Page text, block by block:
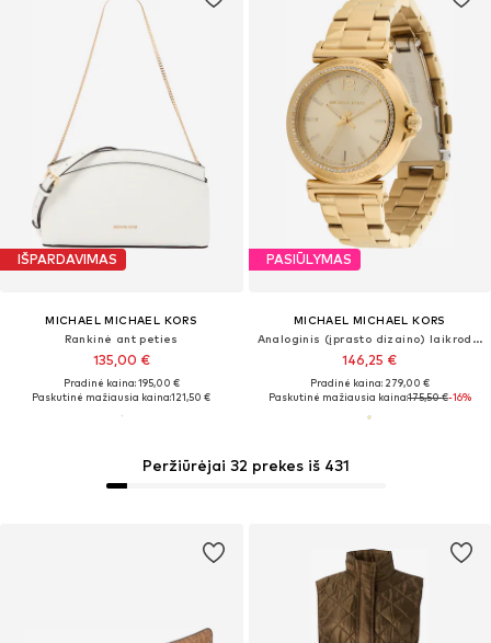
Peržiūrėjai 32 prekes iš 431
IŠPARDAVIMAS
MICHAEL MICHAEL KORS
Rankinė ant peties
135,00 €
Pradinė kaina: 195,00 €
Paskutinė mažiausia kaina:121,50 €
PASIŪLYMAS
MICHAEL MICHAEL KORS
Analoginis (įprasto dizaino) laikrodis 'MAREN'
146,25 €
Pradinė kaina: 279,00 €
Paskutinė mažiausia kaina:175,50 €-16%